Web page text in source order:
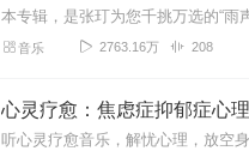
音乐 2763.16万 208
心灵疗愈：焦虑症抑郁症心